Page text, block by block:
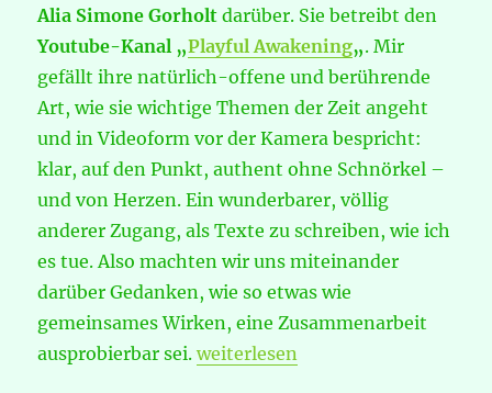
Alia Simone Gorholtdarüber. Sie betreibt den
Youtube-Kanal „Playful Awakening„. Mir
gefällt ihre natürlich-offene und berührende
Art, wie sie wichtige Themen der Zeit angeht
und in Videoform vor der Kamera bespricht:
klar, auf den Punkt, authent ohne Schnörkel –
und von Herzen. Ein wunderbarer, völlig
anderer Zugang, als Texte zu schreiben, wie ich
es tue. Also machten wir uns miteinander
darüber Gedanken, wie so etwas wie
gemeinsames Wirken, eine Zusammenarbeit
ausprobierbar sei.„Einschränkende Programme
weiterlesen